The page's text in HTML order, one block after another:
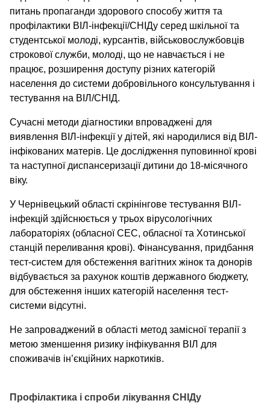
питань пропаганди здорового способу життя та
профілактики ВІЛ-інфекції/СНІДу серед шкільної та
студентської молоді, курсантів, військовослужбовців
строкової служби, молоді, що не навчається і не
працює, розширення доступу різних категорій
населення до системи добровільного консультування і
тестування на ВІЛ/СНІД.
Сучасні методи діагностики впроваджені для
виявлення ВІЛ-інфекції у дітей, які народилися від ВІЛ-
інфікованих матерів. Це дослідження пуповинної крові
та наступної диспансеризації дитини до 18-місячного
віку.
У Чернівецький області скрінінгове тестування ВІЛ-
інфекцій здійснюється у трьох вірусологічних
лабораторіях (обласної СЕС, обласної та Хотинської
станцій переливання крові). Фінансування, придбання
тест-систем для обстеження вагітних жінок та донорів
відбувається за рахунок коштів державного бюджету,
для обстеження інших категорій населення тест-
системи відсутні.
Не запроваджений в області метод замісної терапії з
метою зменшення ризику інфікування ВІЛ для
споживачів ін’єкційних наркотиків.
Профілактика і спроби лікування СНІДу